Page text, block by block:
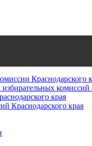
Краснодарского
комиссий
края
Краснодарского края